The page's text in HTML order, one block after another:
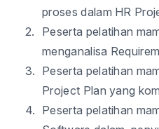
prosesdalam HR
2.
Peserta pelatihan
menganalisa
3. Peserta pelatihan
Project Plan yang
4. Peserta pelatihan